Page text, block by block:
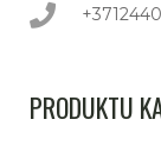
PRODUKTU